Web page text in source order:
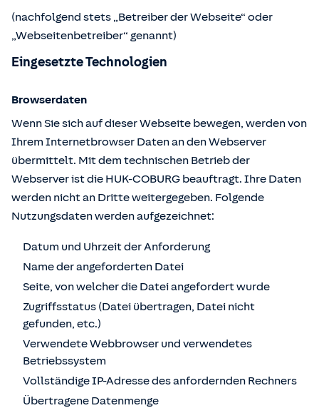
(nachfolgend stets „Betreiber der Webseite“ oder
„Webseitenbetreiber“ genannt)
Eingesetzte Technologien
Browserdaten
Wenn Sie sich auf dieser Webseite bewegen, werden von
Ihrem Internetbrowser Daten an den Webserver
übermittelt. Mit dem technischen Betrieb der
Webserver ist die HUK-COBURG beauftragt. Ihre Daten
werden nicht an Dritte weitergegeben. Folgende
Nutzungsdaten werden aufgezeichnet:
Datum und Uhrzeit der Anforderung
Name der angeforderten Datei
Seite, von welcher die Datei angefordert wurde
Zugriffsstatus (Datei übertragen, Datei nicht
gefunden, etc.)
Verwendete Webbrowser und verwendetes
Betriebssystem
Vollständige IP-Adresse des anfordernden Rechners
Übertragene Datenmenge